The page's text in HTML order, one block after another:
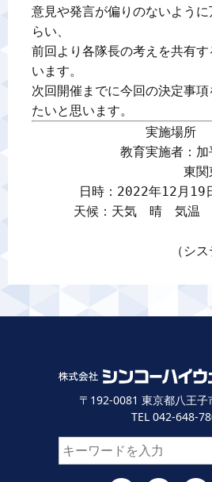
意見や発言が偏りのないよう
らい、
前回より各隊長の考えを共有
います。
次回開催までに今回の決定事
たいと思います。
実施場所
教育実施者：
東関
日時：2022年12月
天候：天気　晴　気
（シ
〒192-0081 東京都八王
TEL 042-648-